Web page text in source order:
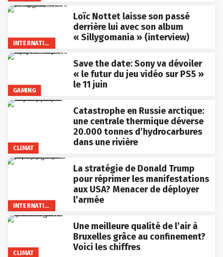
INTERNATIONAL
Loïc Nottet laisse son passé
derrière lui avec son album
« Sillygomania » (interview)
GAMING
Save the date: Sony va dévoiler
« le futur du jeu vidéo sur PS5 »
le 11 juin
CLIMAT
Catastrophe en Russie arctique:
une centrale thermique déverse
20.000 tonnes d’hydrocarbures
dans une rivière
INTERNATIONAL
La stratégie de Donald Trump
pour réprimer les manifestations
aux USA? Menacer de déployer
l’armée
CLIMAT
Une meilleure qualité de l’air à
Bruxelles grâce au confinement?
Voici les chiffres